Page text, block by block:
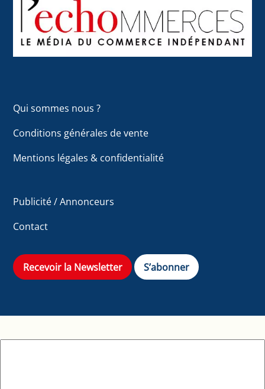
To
Top
Qui sommes nous ?
Conditions générales de vente
Mentions légales & confidentialité
Publicité / Annonceurs
Contact
Recevoir la Newsletter S’abonner